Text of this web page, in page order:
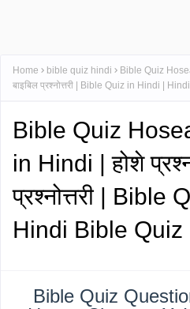
Home bible quiz hindi
Bible Quiz
बाइबिल प्रश्नोत्तरी | Bible Quiz in Hindi |
Bible Quiz
in Hindi | होशे
प्रश्नोत्तरी |
Hindi Bible Quiz
Bible Quiz